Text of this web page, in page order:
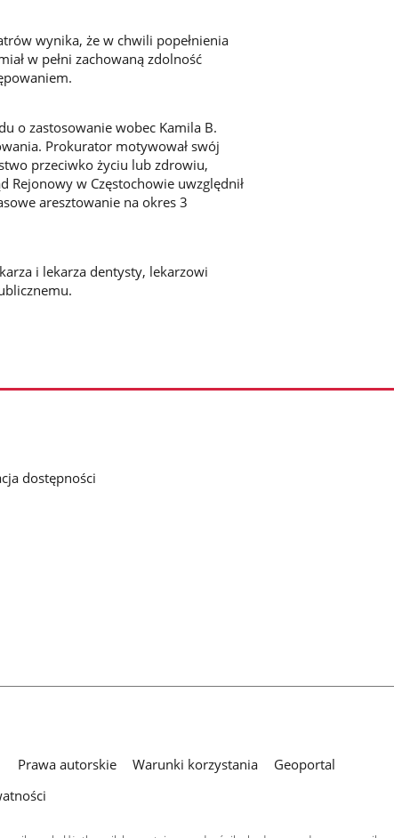
wynika, że w chwili popełnienia
w pełni zachowaną zdolność
o zastosowanie wobec Kamila B.
Prokurator motywował swój
przeciwko życiu lub zdrowiu,
Rejonowy w Częstochowie uwzględnił
aresztowanie na okres 3
i lekarza dentysty, lekarzowi
dostępności
Prawa autorskie Warunki korzystania
Geoportal